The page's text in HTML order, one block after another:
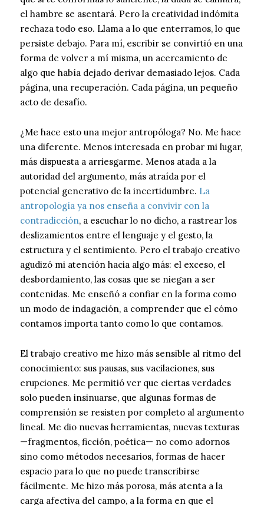
el hambre se asentará. Pero la creatividad indómita
rechaza todo eso. Llama a lo que enterramos, lo que
persiste debajo. Para mí, escribir se convirtió en una
forma de volver a mí misma, un acercamiento de
algo que había dejado derivar demasiado lejos. Cada
página, una recuperación. Cada página, un pequeño
acto de desafío.
¿Me hace esto una mejor antropóloga? No. Me hace
una diferente. Menos interesada en probar mi lugar,
más dispuesta a arriesgarme. Menos atada a la
autoridad del argumento, más atraída por el
potencial generativo de la incertidumbre. La
antropología ya nos enseña a convivir con la
contradicción, a escuchar lo no dicho, a rastrear los
deslizamientos entre el lenguaje y el gesto, la
estructura y el sentimiento. Pero el trabajo creativo
agudizó mi atención hacia algo más: el exceso, el
desbordamiento, las cosas que se niegan a ser
contenidas. Me enseñó a confiar en la forma como
un modo de indagación, a comprender que el cómo
contamos importa tanto como lo que contamos.
El trabajo creativo me hizo más sensible al ritmo del
conocimiento: sus pausas, sus vacilaciones, sus
erupciones. Me permitió ver que ciertas verdades
solo pueden insinuarse, que algunas formas de
comprensión se resisten por completo al argumento
lineal. Me dio nuevas herramientas, nuevas texturas
—fragmentos, ficción, poética— no como adornos
sino como métodos necesarios, formas de hacer
espacio para lo que no puede transcribirse
fácilmente. Me hizo más porosa, más atenta a la
carga afectiva del campo, a la forma en que el